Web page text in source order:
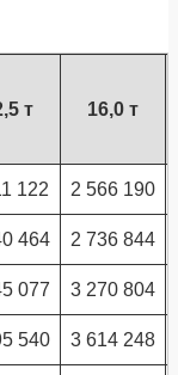
т 16,0 т
122 2 566 190
464 2 736 844
077 3 270 804
540 3 614 248